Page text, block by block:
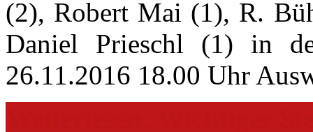
(2), Robert Mai (1), R.
Daniel Prieschl (1) in
26.11.2016 18.00 Uhr